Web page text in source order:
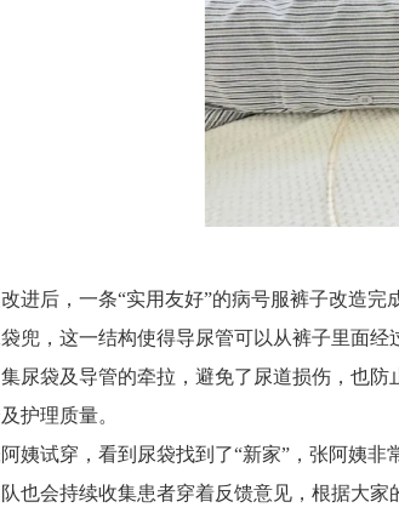
进后，一条“实用友好”的病号服裤子改造
兜，这一结构使得导尿管可以从裤子里面
尿袋及导管的牵拉，避免了尿道损伤，也
护理质量。
姨试穿，看到尿袋找到了“新家”，张阿姨
也会持续收集患者穿着反馈意见，根据大家